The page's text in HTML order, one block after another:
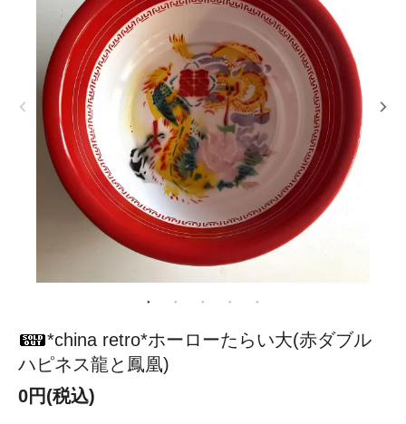
*china retro*ホーローたらい大(赤ダブル
ハピネス龍と鳳凰)
0円(税込)